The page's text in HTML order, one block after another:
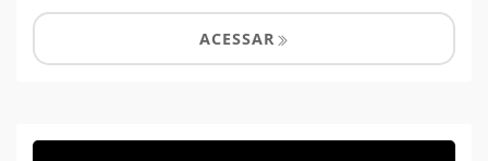
ACESSAR